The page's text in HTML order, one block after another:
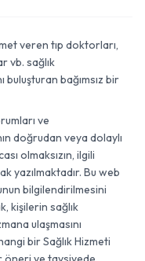
veren tıp doktorları,
vb. sağlık
bağımsız bir
ve
doğrudan veya dolaylı
olmaksızın, ilgili
yazılmaktadır. Bu web
bilgilendirilmesini
kişilerin sağlık
ulaşmasını
bir Sağlık Hizmeti